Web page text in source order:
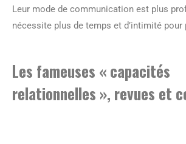
Leur mode de communication est plus
nécessite plus de temps et d’intimité pour
Les fameuses « capacités
relationnelles », revues et